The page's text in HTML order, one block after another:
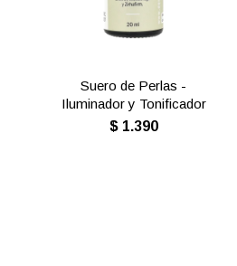
Suero de Perlas -
Iluminador y Tonificador
$ 1.390